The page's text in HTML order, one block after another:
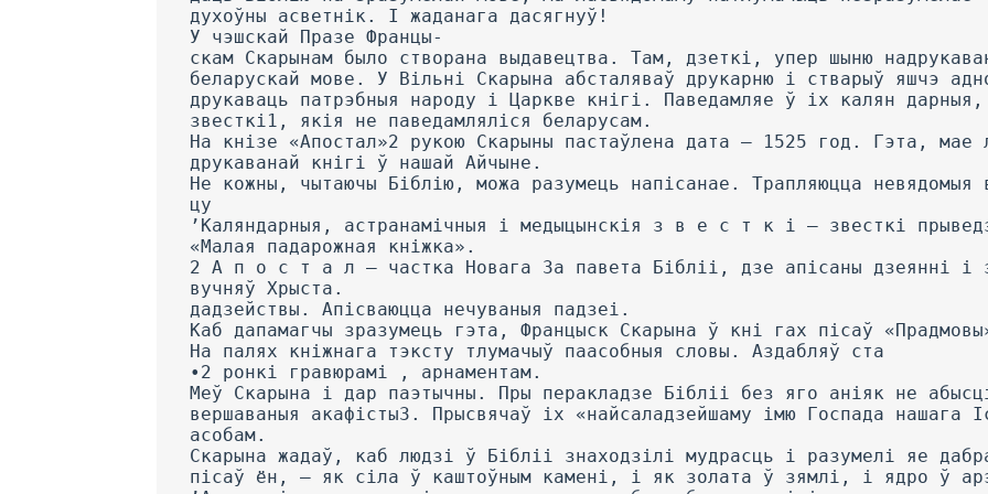
духоўны асветнік. I жаданага дасягнуў!
У чэшскай Празе Францы-
скам Скарынам было створана выдавецтва. Там, дзеткі, упер шыню
беларускай мове. У Вільні Скарына абсталяваў друкарню і стварыў яшчэ
друкаваць патрэбныя народу і Царкве кнігі. Паведамляе ў іх калян дарныя,
звесткі1, якія не паведамляліся беларусам.
На кнізе «Апостал»2 рукою Скарыны пастаўлена дата — 1525 год. Гэта, мае
друкаванай кнігі ў нашай Айчыне.
He кожны, чытаючы Біблію, можа разумець напісанае. Трапляюцца
цу
’Каляндарныя, астранамічныя і медыцынскія з в е с т к і — звесткі
«Малая падарожная кніжка».
2 А п о с т а л — частка Новага За павета Бібліі, дзе апісаны дзеянні і
вучняў Хрыста.
дадзействы. Апісваюцца нечуваныя падзеі.
Каб дапамагчы зразумець гэта, Францыск Скарына ў кні гах пісаў
На палях кніжнага тэксту тлумачыў паасобныя словы. Аздабляў ста
•2 ронкі гравюрамі , арнаментам.
Меў Скарына і дар паэтычны. Пры перакладзе Бібліі без яго аніяк не
вершаваныя акафісты3. Прысвячаў іх «найсаладзейшаму імю Госпада нашага
асобам.
Скарына жадаў, каб людзі ў Бібліі знаходзілі мудрасць і разумелі яе
пісаў ён, — як сіла ў каштоўным камені, і як золата ў зямлі, і ядро ў